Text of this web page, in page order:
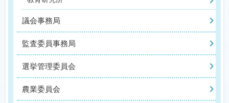
議会事務局
監査委員事務局
選挙管理委員会
農業委員会